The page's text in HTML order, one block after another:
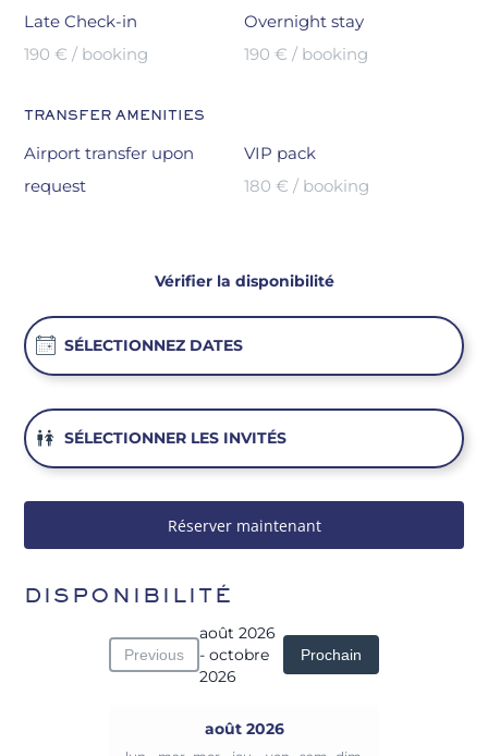
Vérifier la disponibilité
Réserver maintenant
Late Check-in
190 € / booking
Overnight stay
190 € / booking
TRANSFER AMENITIES
Airport transfer upon
request
VIP pack
180 € / booking
DISPONIBILITÉ
Previous
août 2026
- octobre
2026
Prochain
août 2026